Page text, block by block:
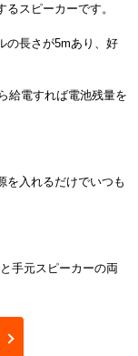
スピーカーです。
の長さが5mあり、好
給電すれば電池残量を
を入れるだけでいつも
手元スピーカーの両